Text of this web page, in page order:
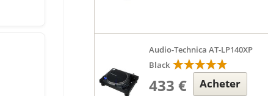
Audio-Technica AT-LP140XP
Black
433 € Acheter